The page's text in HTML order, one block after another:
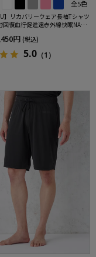
全5色
】リカバリーウェア長袖Tシャツ
復血行促進遠赤外線快眠NANO
医療機器】SS～LLサイズ
円 (税込)
5.0 （1）